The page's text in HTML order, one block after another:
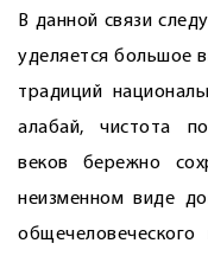
В данной связи
уделяется большое
традиций
алабай, чистота
веков бережно
неизменном виде